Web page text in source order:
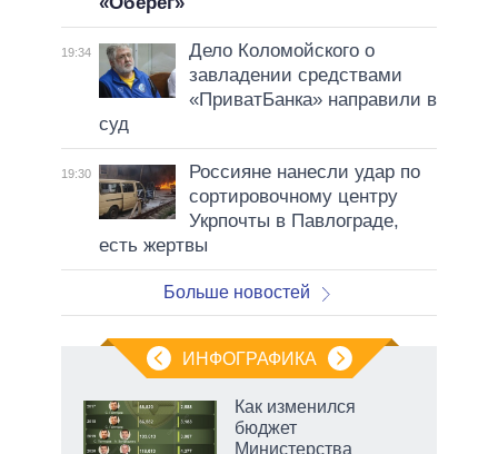
19:34
Дело Коломойского о
завладении средствами
«ПриватБанка» направили в
суд
19:30
Россияне нанесли удар по
сортировочному центру
Укрпочты в Павлограде,
есть жертвы
Больше новостей
ИНФОГРАФИКА
Как изменился
бюджет
Министерства